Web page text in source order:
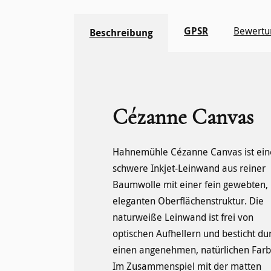
Beschreibung GPSR
Cézanne Canvas
Hahnemühle Cézanne Canvas ist
schwere Inkjet-Leinwand aus reiner
Baumwolle mit einer fein gewebten,
eleganten Oberflächenstruktur. Die
naturweiße Leinwand ist frei von
optischen Aufhellern und besticht
einen angenehmen, natürlichen
Im Zusammenspiel mit der matten
Anforderungen an
Alterungsbeständigkeit. Das
Schwergewicht unter den Leinwänden
beeindruckt durch strahlende Farben
und tiefes Schwarz bis ins Detail und
lässt FineArt Drucke auf
Weise erstrahlen. Trotz des
Gewichts ist die Leinwand